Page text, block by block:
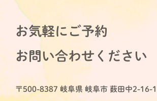
お気軽にご予約
お問い合わせください
〒500-8387 岐阜県 岐阜市 薮田中2-16-1